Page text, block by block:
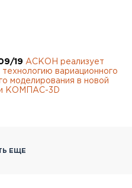
19 АСКОН реализует
технологию вариационного
моделирования в новой
КОМПАС-3D
ЕЩЕ